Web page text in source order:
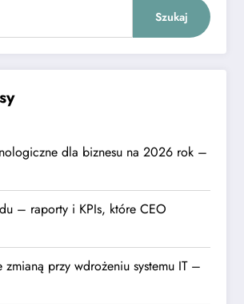
Szukaj
dla biznesu na 2026 rok –
– raporty i KPIs, które CEO
zmianą przy wdrożeniu systemu IT –